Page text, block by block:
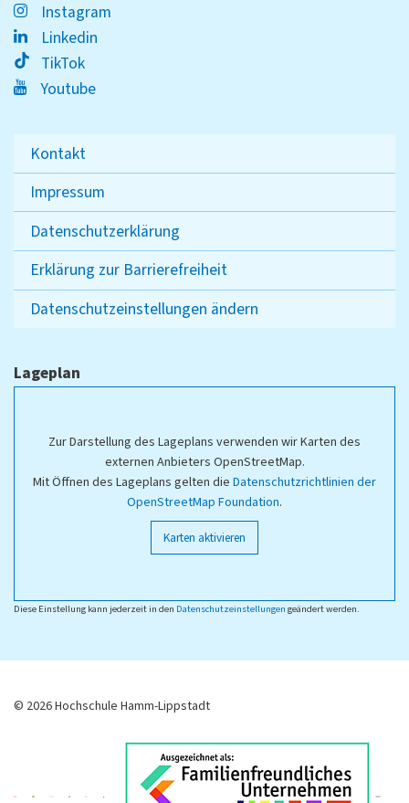
Instagram
Linkedin
TikTok
Youtube
Kontakt
Impressum
Datenschutzerklärung
Erklärung zur Barrierefreiheit
Datenschutzeinstellungen ändern
Lageplan
Zur Darstellung des Lageplans verwenden wir Karten des
externen Anbieters OpenStreetMap.
Mit Öffnen des Lageplans gelten die Datenschutzrichtlinien der
OpenStreetMap Foundation.
Karten aktivieren
Diese Einstellung kann jederzeit in den Datenschutzeinstellungen geändert werden.
© 2026 Hochschule Hamm-Lippstadt